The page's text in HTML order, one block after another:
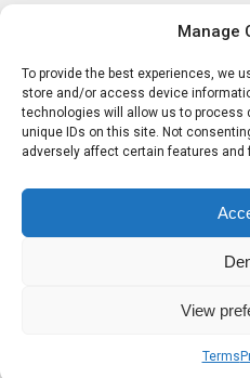
Manage
To provide the best experiences, we
store and/or access device
technologies will allow us to process
unique IDs on this site. Not
adversely affect certain features and
View
Terms
Sobre nosotros